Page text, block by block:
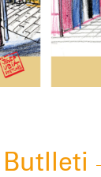
Butlleti